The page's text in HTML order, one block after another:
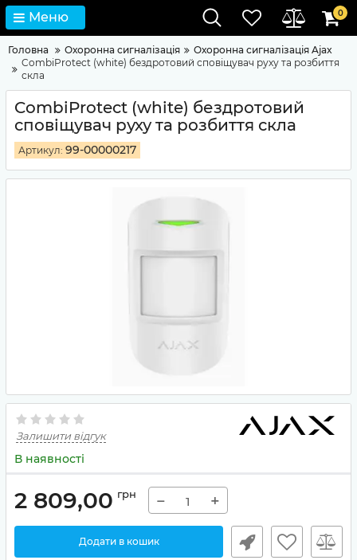
Меню 0
Головна Охоронна сигналізація
Охоронна сигналізація Ajax
CombiProtect (white) бездротовий сповіщувач руху та розбиття
скла
CombiProtect (white) бездротовий
сповіщувач руху та розбиття скла
Артикул: 99-00000217
Залишити відгук
В наявності
2 809,00 грн − +
Додати в кошик